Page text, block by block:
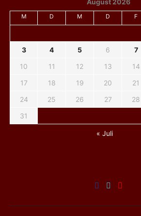
August 2026
M D M D F
3
4 5 6 7
10
11 12 13 14
17
18 19 20 21
24
25 26 27 28
31
« Juli